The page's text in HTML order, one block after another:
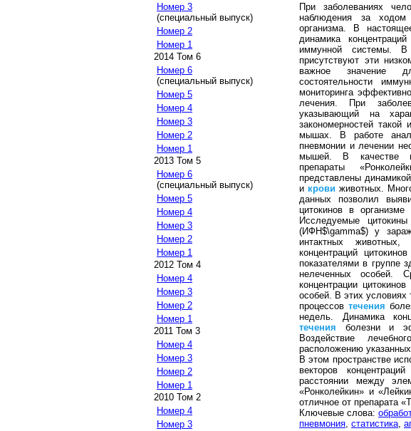
Номер 3
(специальный выпуск)
Номер 2
Номер 1
2014 Том 6
Номер 6
(специальный выпуск)
Номер 5
Номер 4
Номер 3
Номер 2
Номер 1
2013 Том 5
Номер 6
(специальный выпуск)
Номер 5
Номер 4
Номер 3
Номер 2
Номер 1
2012 Том 4
Номер 4
Номер 3
Номер 2
Номер 1
2011 Том 3
Номер 4
Номер 3
Номер 2
Номер 1
2010 Том 2
Номер 4
Номер 3
При заболеваниях
наблюдения за ходом
организма. В
динамика
иммунной системы. В
присутствуют эти
важное значение
состоятельности
мониторинга
лечения. При
указывающий на
закономерностей такой
мышах. В работе
пневмонии и лечении
мышей. В качестве
препараты
представлены
и крови животных.
данных позволил
цитокинов в
Исследуемые
(ИФН$\gamma$) у
интактных животных,
концентраций
показателями в группе
нелеченных особей.
концентрации
особей. В этих условиях
процессов течения
недель. Динамика
течения болезни и
Воздействие
расположению указанных
В этом пространстве
векторов
расстоянии между
«Ронколейкин» и
отличное от препарата
Ключевые слова:
пневмония статистика